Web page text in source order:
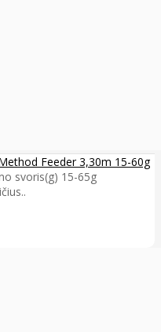
Feeder 3,30m 15-60g
svoris(g) 15-65g